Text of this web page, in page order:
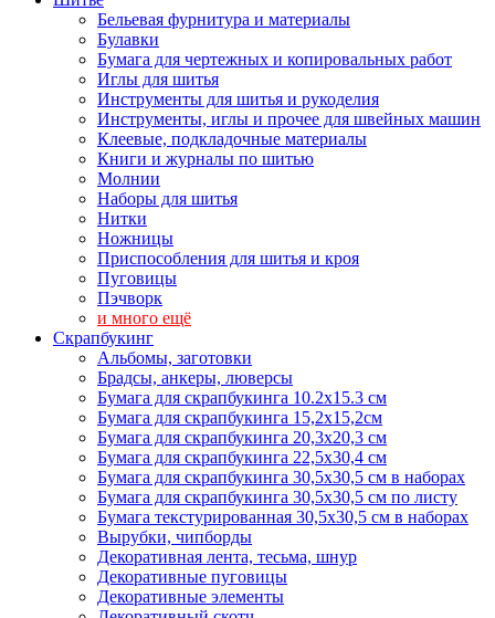
Бельевая фурнитура и материалы
Булавки
Бумага для чертежных и копировальных работ
Иглы для шитья
Инструменты для шитья и рукоделия
Инструменты, иглы и прочее для швейных машин
Клеевые, подкладочные материалы
Книги и журналы по шитью
Молнии
Наборы для шитья
Нитки
Ножницы
Приспособления для шитья и кроя
Пуговицы
Пэчворк
и много ещё
Скрапбукинг
Альбомы, заготовки
Брадсы, анкеры, люверсы
Бумага для скрапбукинга 10.2х15.3 см
Бумага для скрапбукинга 15,2х15,2см
Бумага для скрапбукинга 20,3х20,3 см
Бумага для скрапбукинга 22,5х30,4 см
Бумага для скрапбукинга 30,5х30,5 см в наборах
Бумага для скрапбукинга 30,5х30,5 см по листу
Бумага текстурированная 30,5х30,5 см в наборах
Вырубки, чипборды
Декоративная лента, тесьма, шнур
Декоративные пуговицы
Декоративные элементы